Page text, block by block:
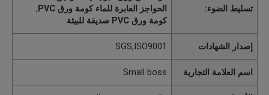
تسليط الضوء:
الحواجز العابرة للماء كومة ورق PVC
,
كومة ورق PVC صديقة للبيئة
إصدار الشهادات SGS,ISO9001
اسم العلامة التجارية Small boss